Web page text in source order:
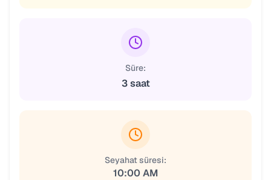
Süre:
3 saat
Seyahat süresi:
10:00 AM